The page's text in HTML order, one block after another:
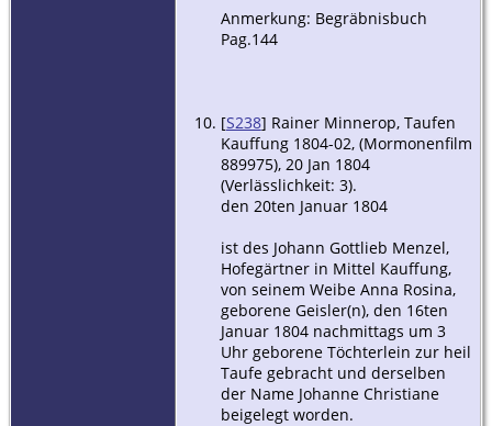
Anmerkung: Begräbnisbuch
Pag.144
[S238] Rainer Minnerop, Taufen
Kauffung 1804-02, (Mormonenfilm
889975), 20 Jan 1804
(Verlässlichkeit: 3).
den 20ten Januar 1804
ist des Johann Gottlieb Menzel,
Hofegärtner in Mittel Kauffung,
von seinem Weibe Anna Rosina,
geborene Geisler(n), den 16ten
Januar 1804 nachmittags um 3
Uhr geborene Töchterlein zur heil
Taufe gebracht und derselben
der Name Johanne Christiane
beigelegt worden.